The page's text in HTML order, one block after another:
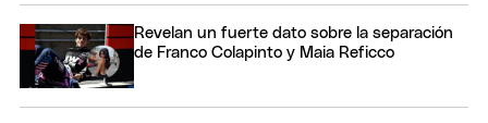
Revelan un fuerte dato sobre la separación
de Franco Colapinto y Maia Reficco